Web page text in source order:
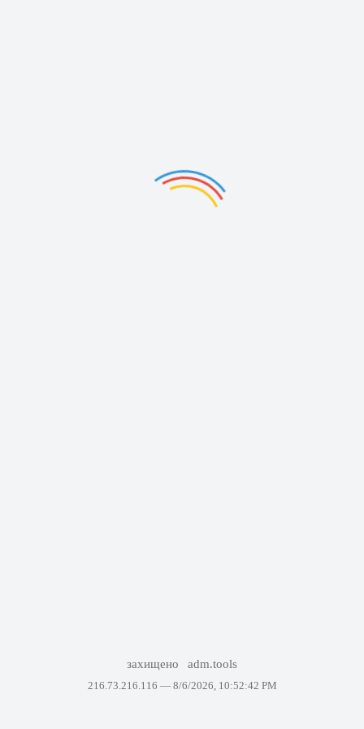
захищено adm.tools
216.73.216.116 — 8/6/2026, 10:52:42 PM